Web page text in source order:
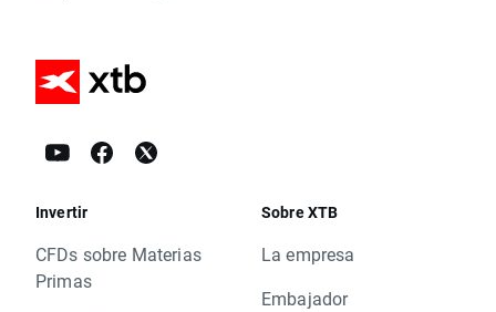
Invertir
CFDs sobre Materias
Primas
Sobre XTB
La empresa
Embajador